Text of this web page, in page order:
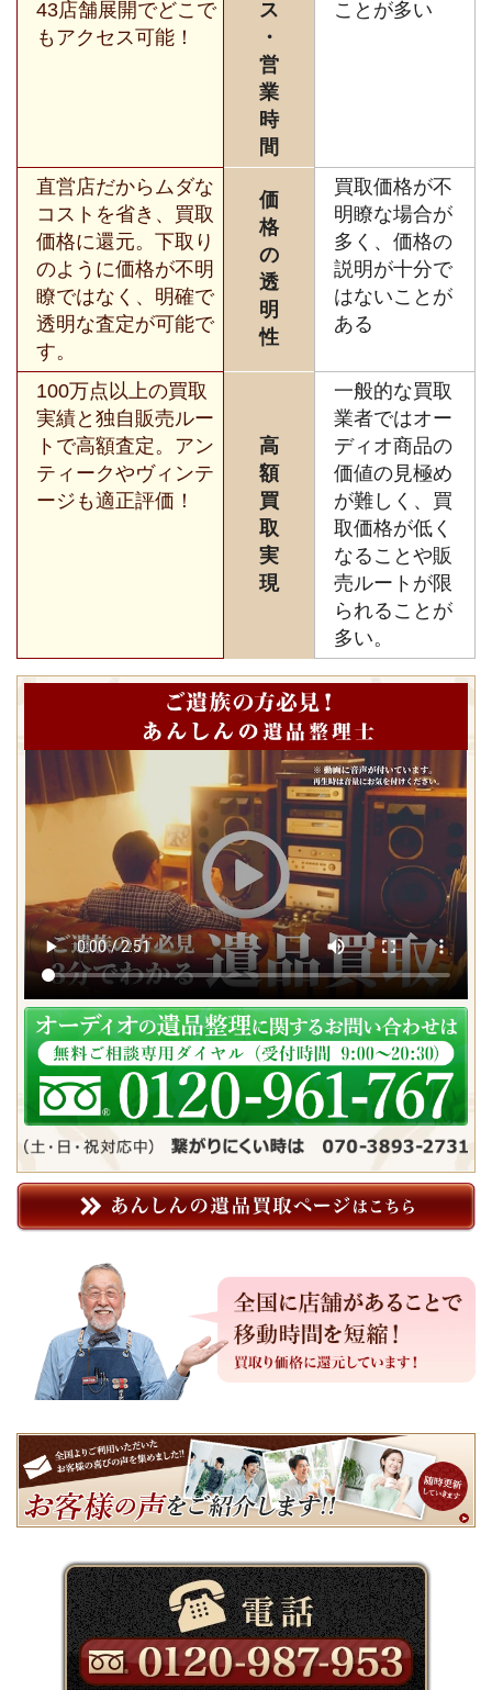
43店舗展開でどこで
もアクセス可能！
ス
・
営
業
時
間
ことが多い
直営店だからムダな
コストを省き、買取
価格に還元。下取り
のように価格が不明
瞭ではなく、明確で
透明な査定が可能で
す。
価
格
の
透
明
性
買取価格が不
明瞭な場合が
多く、価格の
説明が十分で
はないことが
ある
100万点以上の買取
実績と独自販売ルー
トで高額査定。アン
ティークやヴィンテ
ージも適正評価！
高
額
買
取
実
現
一般的な買取
業者ではオー
ディオ商品の
価値の見極め
が難しく、買
取価格が低く
なることや販
売ルートが限
られることが
多い。